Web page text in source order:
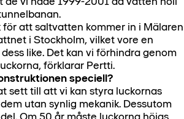
för att saltvatten kommer in i Mälaren
i Stockholm, vilket vore en
like. Det kan vi förhindra genom
förklarar Pertti.
speciell?
sett till att vi kan styra luckornas
utan synlig mekanik. Dessutom